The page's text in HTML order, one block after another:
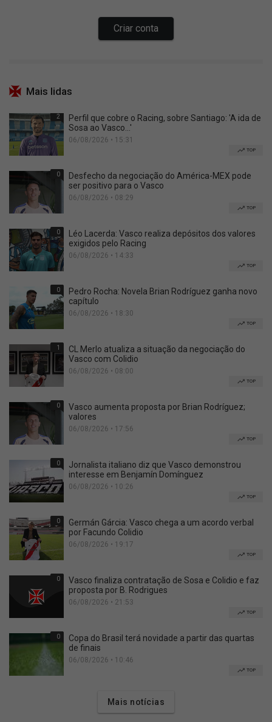
Mais lidas
2
Perfil que cobre o Racing, sobre Santiago: 'A ida de
Sosa ao Vasco...'
06/08/2026 • 15:31
TOP
0
Desfecho da negociação do América-MEX pode
ser positivo para o Vasco
06/08/2026 • 08:29
TOP
0
Léo Lacerda: Vasco realiza depósitos dos valores
exigidos pelo Racing
06/08/2026 • 14:33
TOP
0
Pedro Rocha: Novela Brian Rodríguez ganha novo
capítulo
06/08/2026 • 18:30
TOP
1
CL Merlo atualiza a situação da negociação do
Vasco com Colidio
06/08/2026 • 08:00
TOP
0
Vasco aumenta proposta por Brian Rodríguez;
valores
06/08/2026 • 17:56
TOP
0
Jornalista italiano diz que Vasco demonstrou
interesse em Benjamín Domínguez
06/08/2026 • 10:26
TOP
0
Germán Gárcia: Vasco chega a um acordo verbal
por Facundo Colidio
06/08/2026 • 19:17
TOP
0
Vasco finaliza contratação de Sosa e Colidio e faz
proposta por B. Rodrigues
06/08/2026 • 21:53
TOP
0
Copa do Brasil terá novidade a partir das quartas
de finais
06/08/2026 • 10:46
TOP
Mais notícias